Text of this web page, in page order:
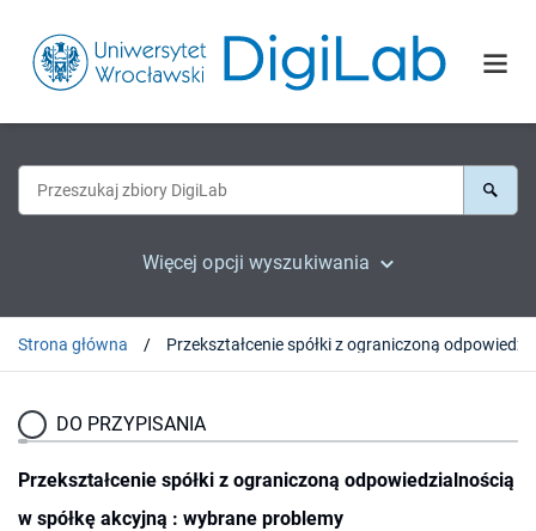
Więcej opcji wyszukiwania
Strona główna
DO PRZYPISANIA
Przekształcenie spółki z ograniczoną odpowiedzialnością
w spółkę akcyjną : wybrane problemy